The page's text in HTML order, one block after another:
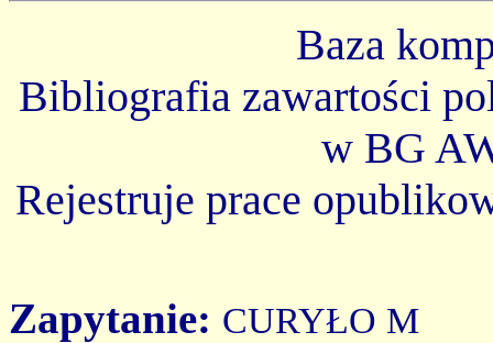
Baza
Bibliografia zawartości
w BG
Rejestruje prace
Zapytanie: CURYŁO M